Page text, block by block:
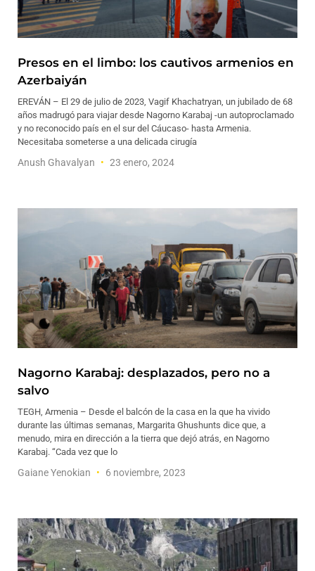
Presos en el limbo: los cautivos armenios en
Azerbaiyán
EREVÁN – El 29 de julio de 2023, Vagif Khachatryan, un jubilado de 68
años madrugó para viajar desde Nagorno Karabaj -un autoproclamado
y no reconocido país en el sur del Cáucaso- hasta Armenia.
Necesitaba someterse a una delicada cirugía
Anush Ghavalyan 23 enero, 2024
Nagorno Karabaj: desplazados, pero no a
salvo
TEGH, Armenia – Desde el balcón de la casa en la que ha vivido
durante las últimas semanas, Margarita Ghushunts dice que, a
menudo, mira en dirección a la tierra que dejó atrás, en Nagorno
Karabaj. “Cada vez que lo
Gaiane Yenokian 6 noviembre, 2023